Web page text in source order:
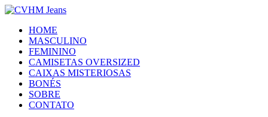
HOME
MASCULINO
FEMININO
CAMISETAS OVERSIZED
CAIXAS MISTERIOSAS
BONÉS
SOBRE
CONTATO